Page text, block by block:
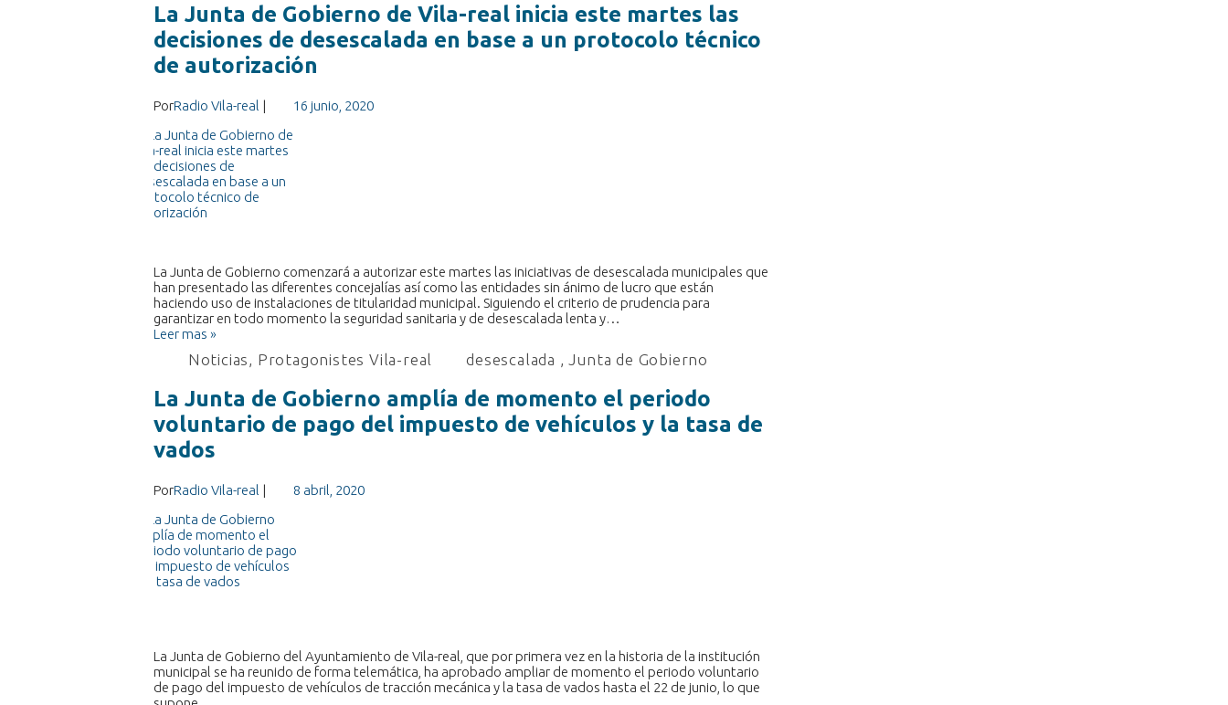
La Junta de Gobierno de Vila-real inicia este martes las
decisiones de desescalada en base a un protocolo técnico
de autorización
PorRadio Vila-real | 16 junio, 2020
La Junta de Gobierno comenzará a autorizar este martes las iniciativas de desescalada municipales que
han presentado las diferentes concejalías así como las entidades sin ánimo de lucro que están
haciendo uso de instalaciones de titularidad municipal. Siguiendo el criterio de prudencia para
garantizar en todo momento la seguridad sanitaria y de desescalada lenta y…
Leer mas »
Noticias, Protagonistes Vila-real desescalada ,Junta de Gobierno
La Junta de Gobierno amplía de momento el periodo
voluntario de pago del impuesto de vehículos y la tasa de
vados
PorRadio Vila-real | 8 abril, 2020
La Junta de Gobierno del Ayuntamiento de Vila-real, que por primera vez en la historia de la institución
municipal se ha reunido de forma telemática, ha aprobado ampliar de momento el periodo voluntario
de pago del impuesto de vehículos de tracción mecánica y la tasa de vados hasta el 22 de junio, lo que